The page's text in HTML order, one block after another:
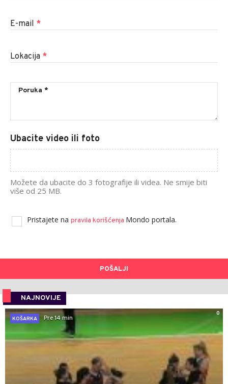
E-mail *
Lokacija *
Ubacite video ili foto
Možete da ubacite do 3 fotografije ili videa. Ne smije biti
više od 25 MB.
Pristajete na pravila korišćenja Mondo portala.
POŠALJI
NAJNOVIJE
0
KOŠARKA
Pre 14 min